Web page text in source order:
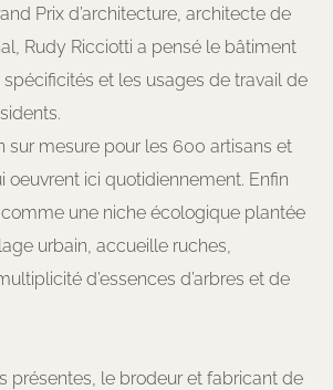
Prix d’architecture, architecte de
Rudy Ricciotti a pensé le bâtiment
et les usages de travail de
sur mesure pour les 600 artisans et
oeuvrent ici quotidiennement. Enfin
une niche écologique plantée
urbain, accueille ruches,
d’essences d’arbres et de
présentes, le brodeur et fabricant de